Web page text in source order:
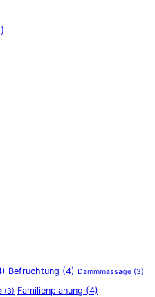
Befruchtung (4) Dammmassage (3)
(3) Familienplanung (4)